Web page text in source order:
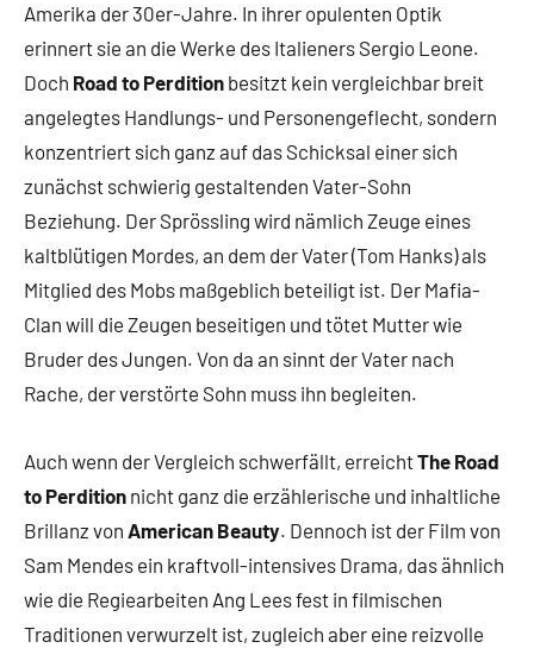
Amerika der 30er-Jahre. In ihrer opulenten Optik
erinnert sie an die Werke des Italieners Sergio Leone.
Doch Road to Perdition besitzt kein vergleichbar breit
angelegtes Handlungs- und Personengeflecht, sondern
konzentriert sich ganz auf das Schicksal einer sich
zunächst schwierig gestaltenden Vater-Sohn
Beziehung. Der Sprössling wird nämlich Zeuge eines
kaltblütigen Mordes, an dem der Vater (Tom Hanks) als
Mitglied des Mobs maßgeblich beteiligt ist. Der Mafia-
Clan will die Zeugen beseitigen und tötet Mutter wie
Bruder des Jungen. Von da an sinnt der Vater nach
Rache, der verstörte Sohn muss ihn begleiten.
Auch wenn der Vergleich schwerfällt, erreichtThe Road
to Perdition nicht ganz die erzählerische und inhaltliche
Brillanz von American Beauty. Dennoch ist der Film von
Sam Mendes ein kraftvoll-intensives Drama, das ähnlich
wie die Regiearbeiten Ang Lees fest in filmischen
Traditionen verwurzelt ist, zugleich aber eine reizvolle